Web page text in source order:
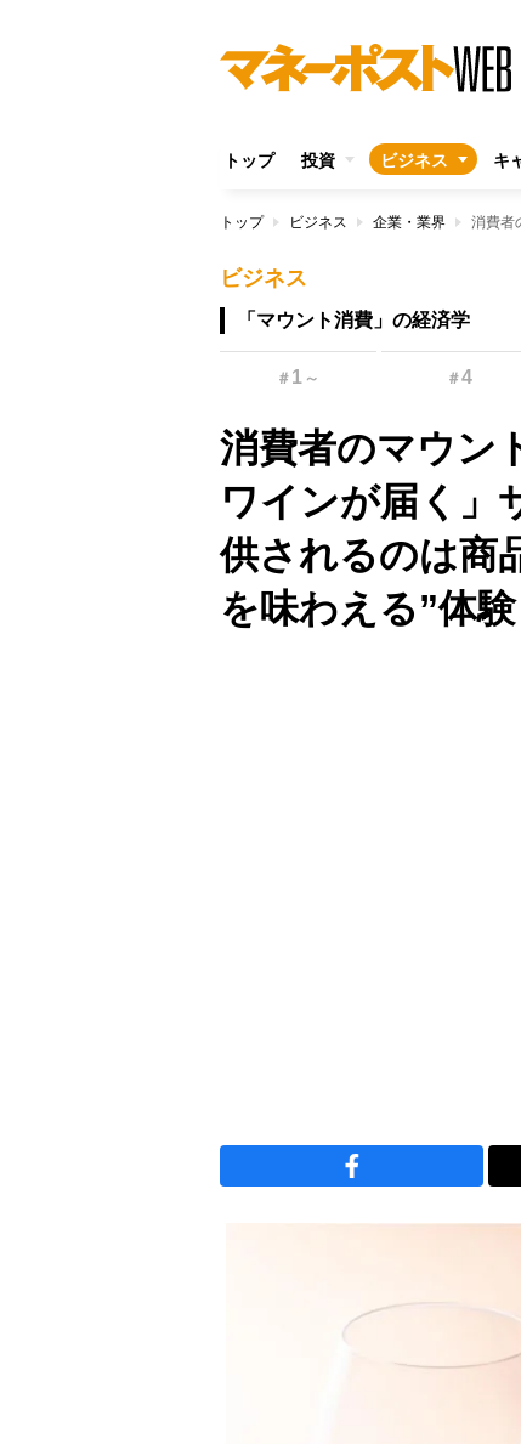
トップ 投資 ビジネス キ
トップ ビジネス 企業・業界
ビジネス
「マウント消費」の経済学
＃ 1 ～ ＃4
消費者のマウン
ワインが届く
供されるのは商
を味わえる”体験